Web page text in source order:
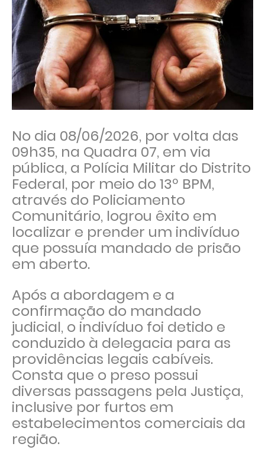
No dia 08/06/2026, por volta das
09h35, na Quadra 07, em via
pública, a Polícia Militar do Distrito
Federal, por meio do 13º BPM,
através do Policiamento
Comunitário, logrou êxito em
localizar e prender um indivíduo
que possuía mandado de prisão
em aberto.
Após a abordagem e a
confirmação do mandado
judicial, o indivíduo foi detido e
conduzido à delegacia para as
providências legais cabíveis.
Consta que o preso possui
diversas passagens pela Justiça,
inclusive por furtos em
estabelecimentos comerciais da
região.